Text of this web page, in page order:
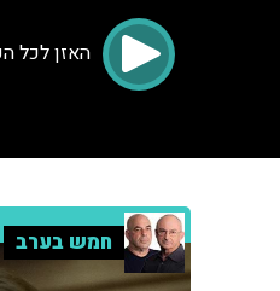
האזן לכל
חמש בערב